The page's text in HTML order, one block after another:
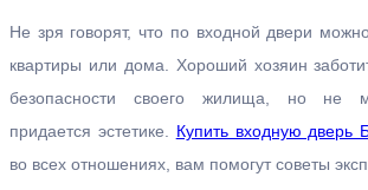
Не зря говорят, что по входной двери
квартиры или дома. Хороший хозяин
безопасности своего жилища, но не
придается эстетике. Купить входную дверь
во всех отношениях, вам помогут советы